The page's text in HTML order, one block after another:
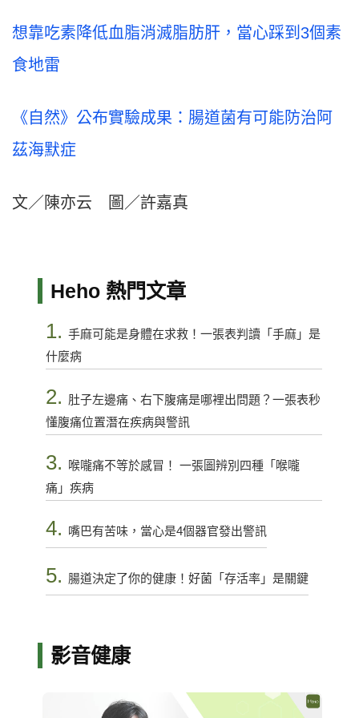
想靠吃素降低血脂消滅脂肪肝，當心踩到3個素
食地雷
《自然》公布實驗成果：腸道菌有可能防治阿
茲海默症
文／陳亦云 圖／許嘉真
Heho 熱門文章
1. 手麻可能是身體在求救！一張表判讀「手麻」是
什麼病
2. 肚子左邊痛、右下腹痛是哪裡出問題？一張表秒
懂腹痛位置潛在疾病與警訊
3.
喉嚨痛不等於感冒！ 一張圖辨別四種「喉嚨
痛」疾病
4. 嘴巴有苦味，當心是4個器官發出警訊
5. 腸道決定了你的健康！好菌「存活率」是關鍵
影音健康